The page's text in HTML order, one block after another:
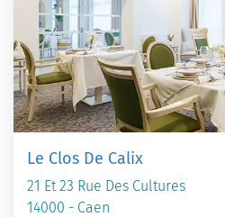
Le Clos De Calix
21 Et 23 Rue Des Cultures
14000 - Caen